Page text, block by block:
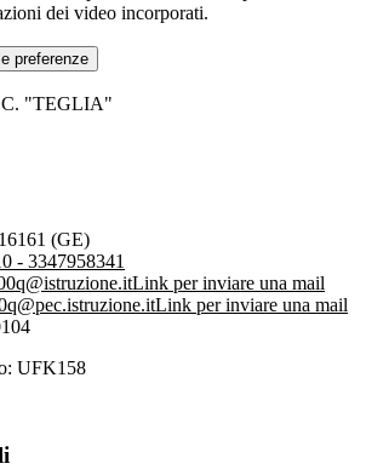
dei video incorporati.
preferenze
"TEGLIA"
(GE)
- 3347958341
Link per inviare una mail
Link per inviare una mail
UFK158